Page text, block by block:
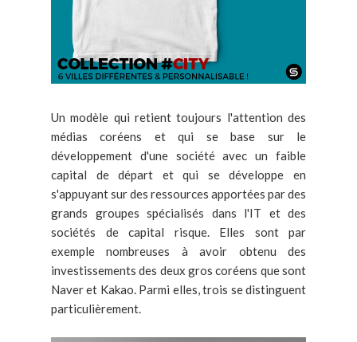
Un modèle qui retient toujours l'attention des
médias coréens et qui se base sur le
développement d'une société avec un faible
capital de départ et qui se développe en
s'appuyant sur des ressources apportées par des
grands groupes spécialisés dans l'IT et des
sociétés de capital risque. Elles sont par
exemple nombreuses à avoir obtenu des
investissements des deux gros coréens que sont
Naver et Kakao. Parmi elles, trois se distinguent
particulièrement.